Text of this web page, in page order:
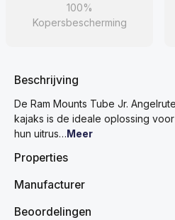
100%
Kopersbescherming
Beschrijving
De Ram Mounts Tube Jr.
kajaks is de ideale oplossing
hun uitrus…Meer
Properties
Manufacturer
Beoordelingen